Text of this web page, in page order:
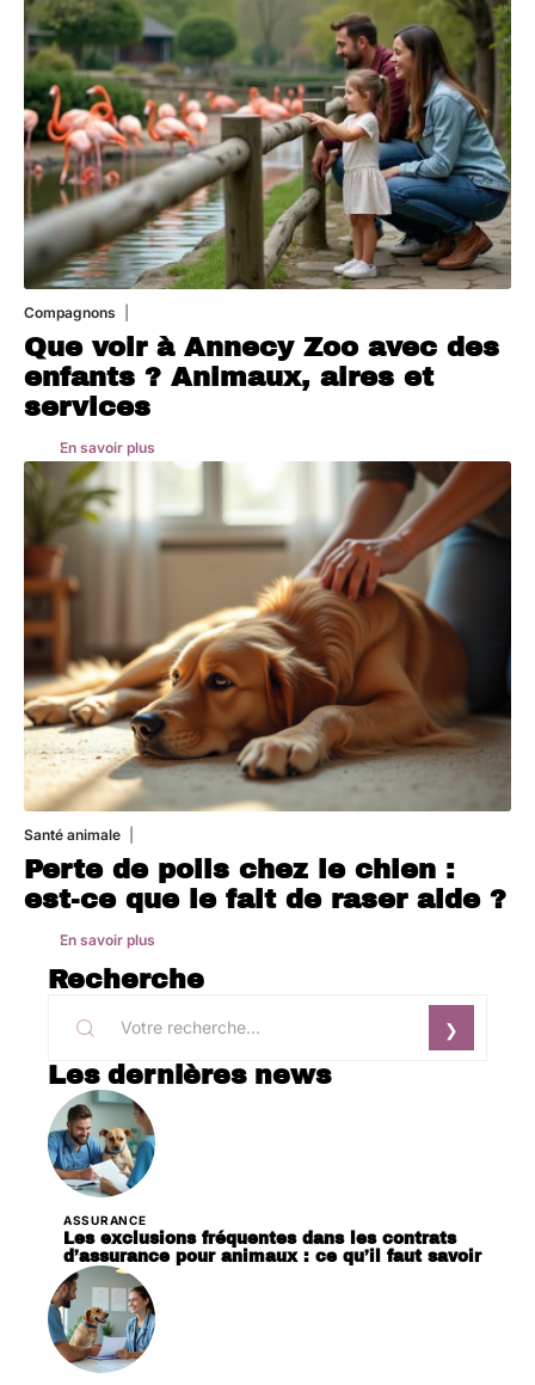
Compagnons
Que voir à Annecy Zoo avec des
enfants ? Animaux, aires et
services
En savoir plus
Santé animale
Perte de poils chez le chien :
est-ce que le fait de raser aide ?
En savoir plus
Recherche
Les dernières news
ASSURANCE
Les exclusions fréquentes dans les contrats
d’assurance pour animaux : ce qu’il faut savoir